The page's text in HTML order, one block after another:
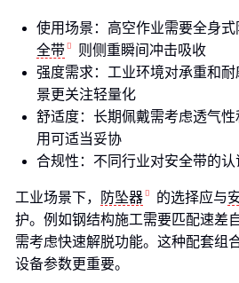
使用场景：高空作业需要全身
全带
则侧重瞬间冲击吸收
强度需求：工业环境对承重和
景更关注轻量化
舒适度：长期佩戴需考虑透气
用可适当妥协
合规性：不同行业对安全带的
工业场景下， 防坠器 的选择应与
护。例如钢结构施工需要匹配速差
需考虑快速解脱功能。这种配套组
设备参数更重要。